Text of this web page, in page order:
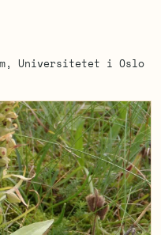
Universitetet i Oslo